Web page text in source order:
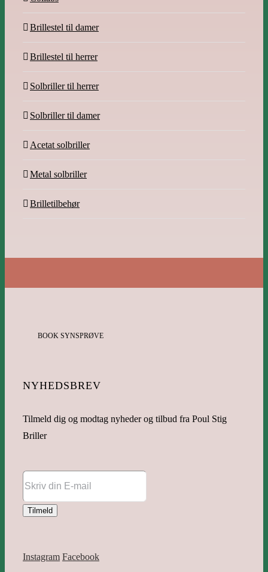
Brillestel til damer
Brillestel til herrer
Solbriller til herrer
Solbriller til damer
Acetat solbriller
Metal solbriller
Brilletilbehør
BOOK SYNSPRØVE
NYHEDSBREV
Tilmeld dig og modtag nyheder og tilbud fra Poul Stig
Briller
Instagram Facebook